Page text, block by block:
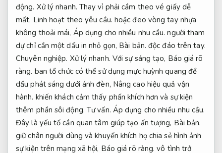
động. Xử lý nhanh. Thay vì phải cầm theo vé giấy dễ
mất, Linh hoạt theo yêu cầu. hoặc đeo vòng tay nhựa
không thoải mái, Áp dụng cho nhiều nhu cầu. người tham
dự chỉ cần một dấu in nhỏ gọn, Bài bản. độc đáo trên tay.
Chuyên nghiệp. Xử lý nhanh. Với sự sáng tạo, Báo giá rõ
ràng. ban tổ chức có thể sử dụng mực huỳnh quang để
dấu phát sáng dưới ánh đèn, Nâng cao hiệu quả vận
hành. khiến khách cảm thấy phấn khích hơn và sự kiện
thêm phần sôi động. Tư vấn. Áp dụng cho nhiều nhu cầu.
Đây là yếu tố cần quan tâm giúp tạo ấn tượng, Bài bản.
giữ chân người dùng và khuyến khích họ chia sẻ hình ảnh
sự kiện trên mạng xã hội, Báo giá rõ ràng. vô tình trở